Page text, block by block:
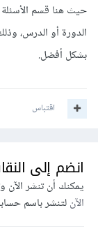
حيث هنا قسم الأسئلة
الدورة أو الدرس،
بشكل أفضل.
اقتباس
انضم إلى
يمكنك أن تنشر
الآنلتنشر باسم